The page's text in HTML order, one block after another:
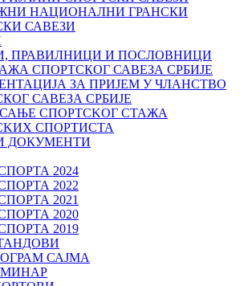
НАЦИОНАЛНИ ГРАНСКИ
САВЕЗИ
ПРАВИЛНИЦИ И ПОСЛОВНИЦИ
СПОРТСКОГ САВЕЗА СРБИЈЕ
ЗА ПРИЈЕМ У ЧЛАНСТВО
САВЕЗА СРБИЈЕ
СПОРТСKОГ СТАЖА
СПОРТИСТА
ДОКУМЕНТИ
2024
2022
2021
2020
2019
САЈМА